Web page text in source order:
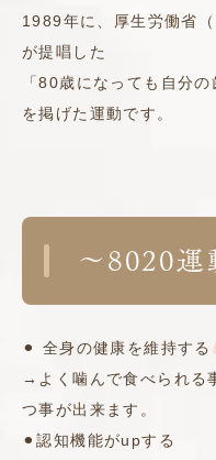
1989年に、厚生労働省
が提唱した
「80歳になっても自分
を掲げた運動です。
〜8020
⚫︎ 全身の健康を維持する
→よく噛んで食べられる
つ事が出来ます。
⚫︎認知機能がupする